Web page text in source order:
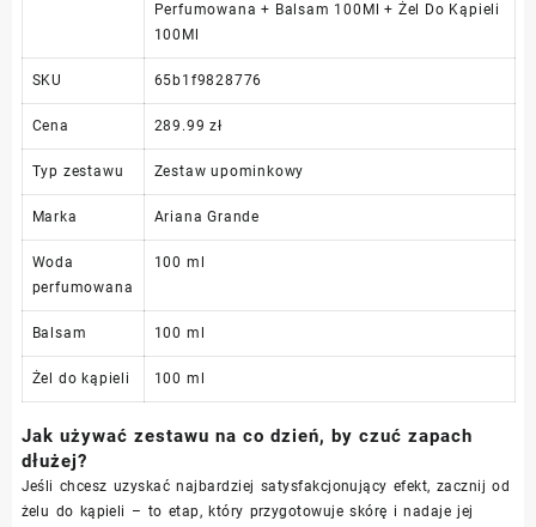
Perfumowana + Balsam 100Ml + Żel Do Kąpieli
100Ml
SKU 65b1f9828776
Cena 289.99 zł
Typ zestawu Zestaw upominkowy
Marka Ariana Grande
Woda
perfumowana
100 ml
Balsam 100 ml
Żel do kąpieli 100 ml
Jak używać zestawu na co dzień, by czuć zapach
dłużej?
Jeśli chcesz uzyskać najbardziej satysfakcjonujący efekt, zacznij od
żelu do kąpieli – to etap, który przygotowuje skórę i nadaje jej